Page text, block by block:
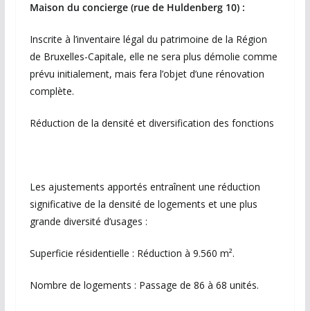
Maison du concierge (rue de Huldenberg 10) :
Inscrite à l’inventaire légal du patrimoine de la Région
de Bruxelles-Capitale, elle ne sera plus démolie comme
prévu initialement, mais fera l’objet d’une rénovation
complète.
Réduction de la densité et diversification des fonctions
Les ajustements apportés entraînent une réduction
significative de la densité de logements et une plus
grande diversité d’usages :
Superficie résidentielle : Réduction à 9.560 m².
Nombre de logements : Passage de 86 à 68 unités.